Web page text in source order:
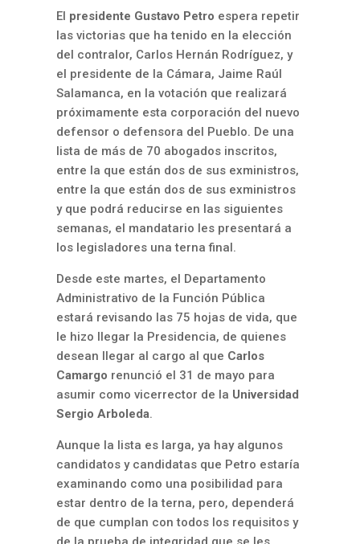
El presidente Gustavo Petro espera repetir
las victorias que ha tenido en la elección
del contralor, Carlos Hernán Rodríguez, y
el presidente de la Cámara, Jaime Raúl
Salamanca, en la votación que realizará
próximamente esta corporación del nuevo
defensor o defensora del Pueblo. De una
lista de más de 70 abogados inscritos,
entre la que están dos de sus exministros,
entre la que están dos de sus exministros
y que podrá reducirse en las siguientes
semanas, el mandatario les presentará a
los legisladores una terna final.
Desde este martes, el Departamento
Administrativo de la Función Pública
estará revisando las 75 hojas de vida, que
le hizo llegar la Presidencia, de quienes
desean llegar al cargo al que Carlos
Camargo renunció el 31 de mayo para
asumir como vicerrector de la Universidad
Sergio Arboleda.
Aunque la lista es larga, ya hay algunos
candidatos y candidatas que Petro estaría
examinando como una posibilidad para
estar dentro de la terna, pero, dependerá
de que cumplan con todos los requisitos y